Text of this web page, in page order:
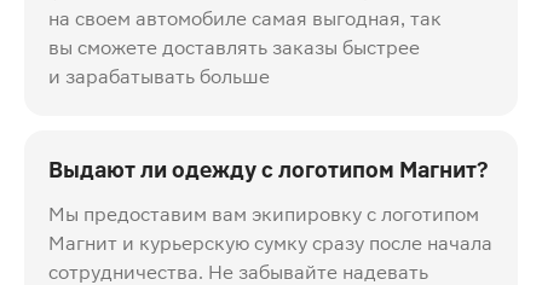
на своем автомобиле самая выгодная, так
вы сможете доставлять заказы быстрее
и зарабатывать больше
Выдают ли одежду с логотипом Магнит?
Мы предоставим вам экипировку с логотипом
Магнит и курьерскую сумку сразу после начала
сотрудничества. Не забывайте надевать